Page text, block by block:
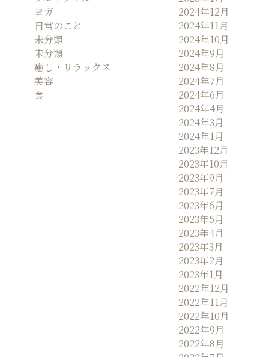
ヨガ
日常のこと
未分類
未分類
癒し・リラックス
美容
食
2024年12月
2024年11月
2024年10月
2024年9月
2024年8月
2024年7月
2024年6月
2024年4月
2024年3月
2024年1月
2023年12月
2023年10月
2023年9月
2023年7月
2023年6月
2023年5月
2023年4月
2023年3月
2023年2月
2023年1月
2022年12月
2022年11月
2022年10月
2022年9月
2022年8月